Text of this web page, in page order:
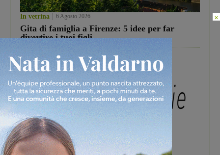
In vetrina 6 Agosto 2026
Gita di famiglia a Firenze: 5 idee per far
divertire i tuoi figli
In vetrina 3 Agosto 2026
×